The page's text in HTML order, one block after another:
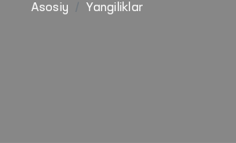
Asosiy Yangiliklar